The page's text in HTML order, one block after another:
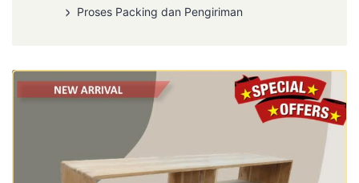
Proses Packing dan Pengiriman